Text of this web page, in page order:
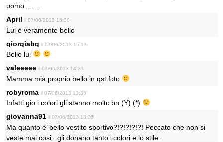
uomo……..
April il 07/06/2013 15:30
Lui è veramente bello
giorgiabg il 07/06/2013 15:17
Bello lui
valeeeee il 07/06/2013 14:27
Mamma mia proprio bello in qst foto
robyroma il 07/06/2013 13:36
Infatti gio i colori gli stanno molto bn (Y) (*)
giovanna91 il 07/06/2013 13:35
Ma quanto e’ bello vestito sportivo?!?!?!?!?! Peccato che non si
veste mai cosi.. gli donano tanto i colori e lo stile..